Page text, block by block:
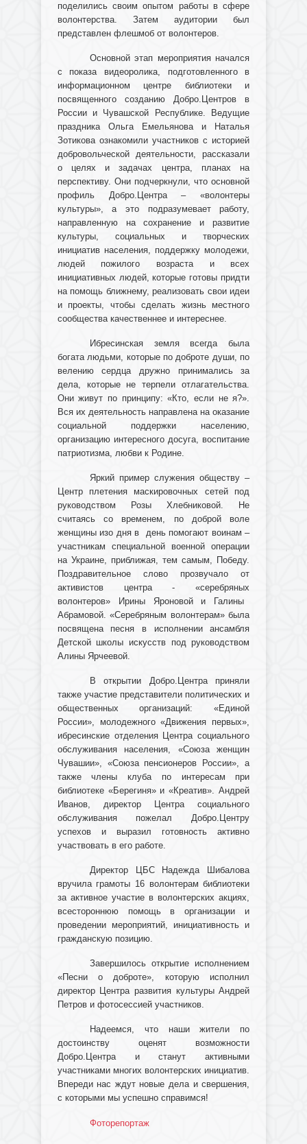
поделились своим опытом работы в сфере
волонтерства. Затем аудитории был
представлен флешмоб от волонтеров.
Основной этап мероприятия начался
с показа видеоролика, подготовленного в
информационном центре библиотеки и
посвященного созданию Добро.Центров в
России и Чувашской Республике. Ведущие
праздника Ольга Емельянова и Наталья
Зотикова ознакомили участников с историей
добровольческой деятельности, рассказали
о целях и задачах центра, планах на
перспективу. Они подчеркнули, что основной
профиль Добро.Центра – «волонтеры
культуры», а это подразумевает работу,
направленную на сохранение и развитие
культуры, социальных и творческих
инициатив населения, поддержку молодежи,
людей пожилого возраста и всех
инициативных людей, которые готовы придти
на помощь ближнему, реализовать свои идеи
и проекты, чтобы сделать жизнь местного
сообщества качественнее и интереснее.
Ибресинская земля всегда была
богата людьми, которые по доброте души, по
велению сердца дружно принимались за
дела, которые не терпели отлагательства.
Они живут по принципу: «Кто, если не я?».
Вся их деятельность направлена на оказание
социальной поддержки населению,
организацию интересного досуга, воспитание
патриотизма, любви к Родине.
Яркий пример служения обществу –
Центр плетения маскировочных сетей под
руководством Розы Хлебниковой. Не
считаясь со временем, по доброй воле
женщины изо дня в день помогают воинам –
участникам специальной военной операции
на Украине, приближая, тем самым, Победу.
Поздравительное слово прозвучало от
активистовцентра - «серебряных
волонтеров» Ирины Яроновойи Галины
Абрамовой. «Серебряным волонтерам» была
посвящена песня в исполнении ансамбля
Детской школы искусств под руководством
АлиныЯрчеевой.
В открытии Добро.Центра приняли
также участие представители политических и
общественных организаций: «Единой
России», молодежного «Движения первых»,
ибресинские отделения Центра социального
обслуживания населения, «Союза женщин
Чувашии», «Союза пенсионеров России», а
также члены клуба по интересам при
библиотеке «Берегиня» и «Креатив». Андрей
Иванов, директор Центра социального
обслуживания пожелал Добро.Центру
успехов и выразил готовность активно
участвовать в его работе.
Директор ЦБС Надежда Шибалова
вручила грамоты 16 волонтерам библиотеки
за активное участие в волонтерских акциях,
всестороннюю помощь в организации и
проведении мероприятий, инициативность и
гражданскую позицию.
Завершилось открытие исполнением
«Песни о доброте», которую исполнил
директор Центра развития культуры Андрей
Петров и фотосессией участников.
Надеемся, что наши жители по
достоинству оценят возможности
Добро.Центра и станут активными
участниками многих волонтерских инициатив.
Впереди нас ждут новые дела и свершения,
с которыми мы успешно справимся!
Фоторепортаж